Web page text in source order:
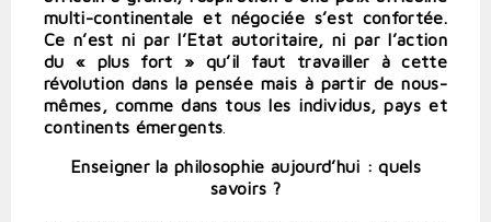
multi-continentale et négociée s’est confortée.
Ce n’est ni par l’Etat autoritaire, ni par l’action
du « plus fort » qu’il faut travailler à cette
révolution dans la pensée mais à partir de nous-
mêmes, comme dans tous les individus, pays et
continents émergents
Enseigner la philosophie aujourd’hui : quels
savoirs ?